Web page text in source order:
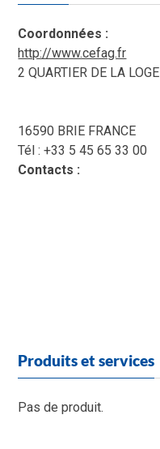
Coordonnées :
http://www.cefag.fr
2 QUARTIER DE LA LOGE
16590 BRIE FRANCE
Tél : +33 5 45 65 33 00
Contacts :
Produits et services
Pas de produit.